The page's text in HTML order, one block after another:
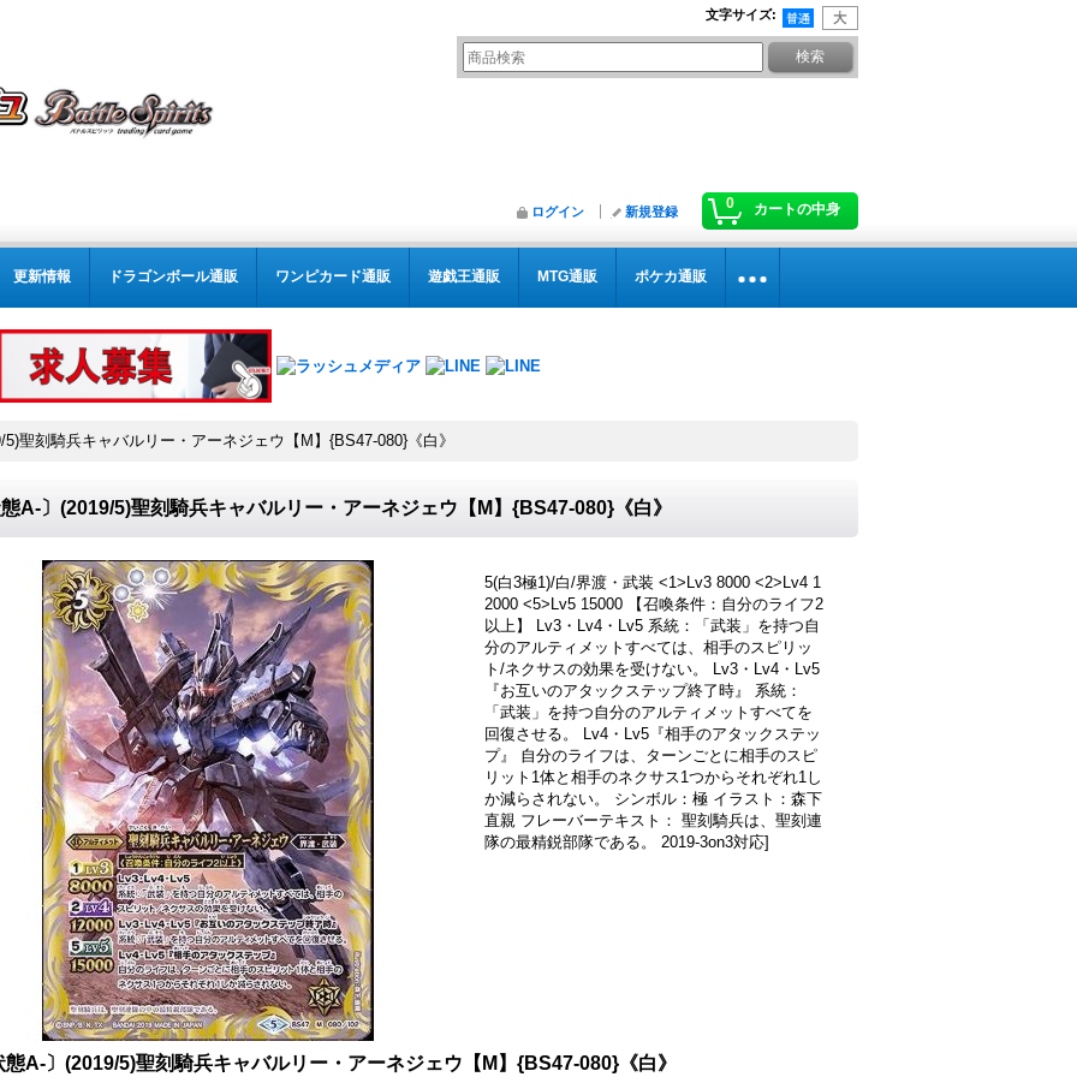
文字サイズ:
0 カートの中身
ログイン 新規登録
更新情報 ドラゴンボール通販 ワンピカード通販 遊戯王通販 MTG通販 ポケカ通販
聖刻騎兵キャバルリー・アーネジェウ【M】{BS47-080}《白》
A-〕(2019/5)聖刻騎兵キャバルリー・アーネジェウ【M】{BS47-080}《白》
5(白3極1)/白/界渡・武装 <1>Lv3 8000 <2>Lv4 1
2000 <5>Lv5 15000 【召喚条件：自分のライフ2
以上】 Lv3・Lv4・Lv5 系統：「武装」を持つ自
分のアルティメットすべては、相手のスピリッ
ト/ネクサスの効果を受けない。 Lv3・Lv4・Lv5
『お互いのアタックステップ終了時』 系統：
「武装」を持つ自分のアルティメットすべてを
回復させる。 Lv4・Lv5『相手のアタックステッ
プ』 自分のライフは、ターンごとに相手のスピ
リット1体と相手のネクサス1つからそれぞれ1し
か減らされない。 シンボル：極 イラスト：森下
直親 フレーバーテキスト： 聖刻騎兵は、聖刻連
隊の最精鋭部隊である。 2019-3on3対応]
態A-〕(2019/5)聖刻騎兵キャバルリー・アーネジェウ【M】{BS47-080}《白》